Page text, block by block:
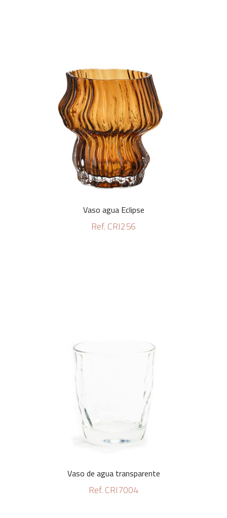
Vaso agua Eclipse
Ref. CRI256
Vaso de agua transparente
Ref. CRI7004